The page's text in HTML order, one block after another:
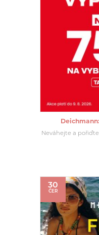
Neváhejte a pořiďte
30
ČER